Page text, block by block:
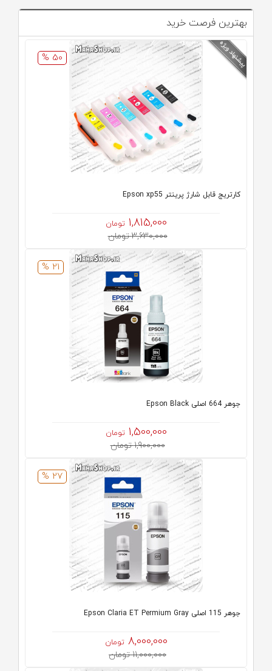
بهترین فرصت خرید
50 %
کارتریج قابل شارژ پرینتر Epson xp55
1,815,000 تومان
3,630,000 تومان
21 %
جوهر 664 اصلی Epson Black
1,500,000 تومان
1,900,000 تومان
27 %
جوهر 115 اصلی Epson Claria ET Permium Gray
8,000,000 تومان
11,000,000 تومان